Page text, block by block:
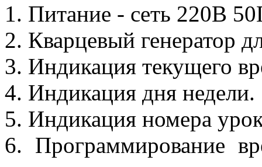
1. Питание - сеть 220В
2. Кварцевый генератор
3. Индикация текущего
4. Индикация дня недели.
5. Индикация номера
6. Программирование